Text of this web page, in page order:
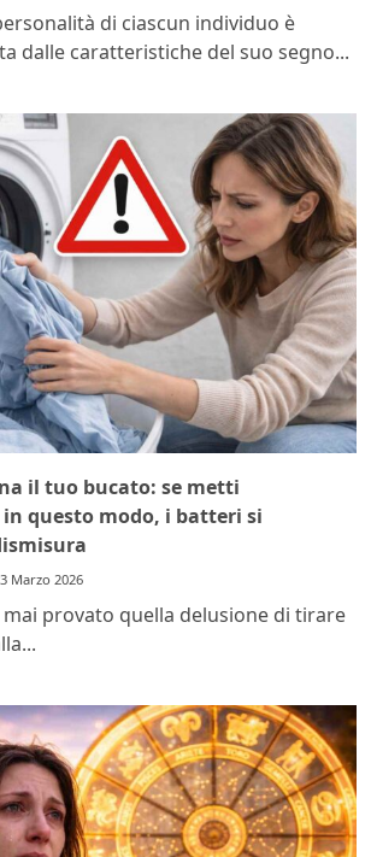
di ciascun individuo è
dalle caratteristiche del suo segno...
il tuo bucato: se metti
in questo modo, i batteri si
Marzo 2026
provato quella delusione di tirare